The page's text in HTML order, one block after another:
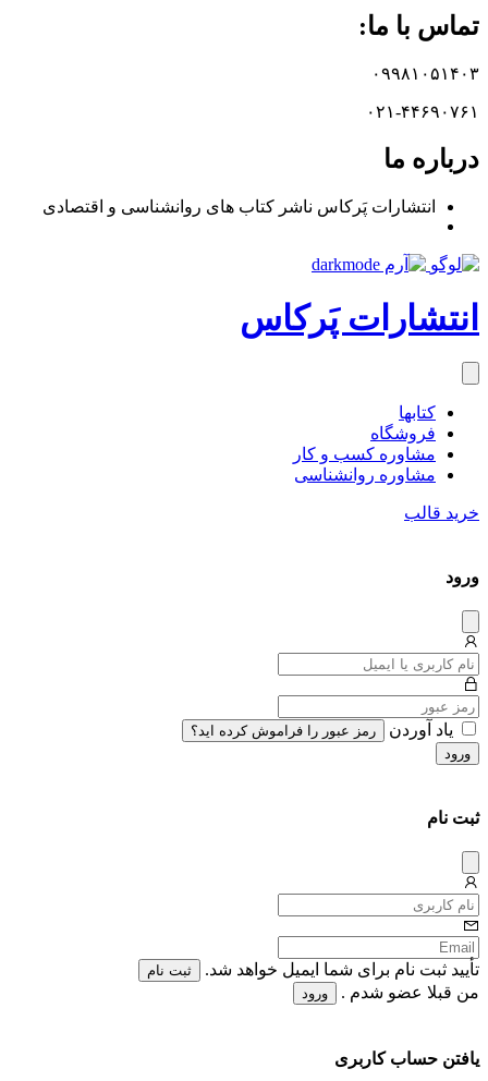
تماس با ما:
۰۹۹۸۱۰۵۱۴۰۳
۰۲۱-۴۴۶۹۰۷۶۱
درباره ما
انتشارات پَرکاس ناشر کتاب های روانشناسی و اقتصادی
انتشارات پَرکاس
کتاب‎ها
فروشگاه
مشاوره کسب و کار
مشاوره روان‎شناسی
خرید قالب
ورود
میس
یاد آوردن
رمز عبور را فراموش کرده اید؟
ورود
ثبت نام
میس
تأیید ثبت نام برای شما ایمیل خواهد شد. ثبت نام
من قبلا عضو شدم . ورود
یافتن حساب کاربری